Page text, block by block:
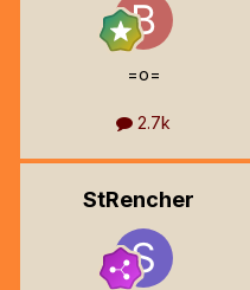
=o=
2.7k
StRencher